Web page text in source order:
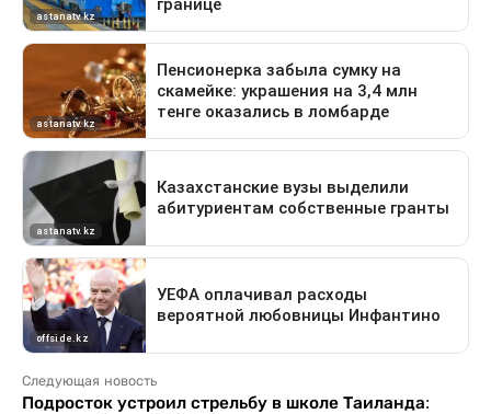
Следующая новость
Подросток устроил стрельбу в школе Таиланда: